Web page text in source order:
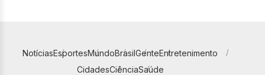
NotíciasEsportesMundoBrasilGenteEntretenimento
CidadesCiênciaSaúde